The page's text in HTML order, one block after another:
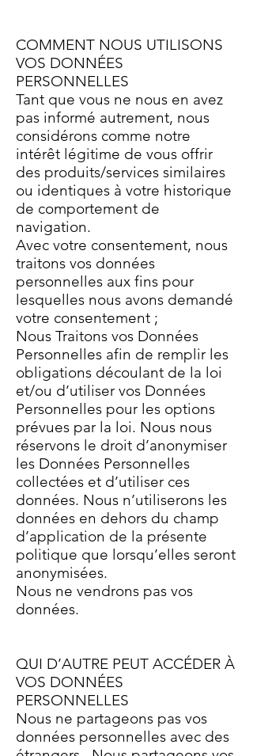
COMMENT NOUS UTILISONS
VOS DONNÉES
PERSONNELLES
Tant que vous ne nous en avez
pas informé autrement, nous
considérons comme notre
intérêt légitime de vous offrir
des produits/services similaires
ou identiques à votre historique
de comportement de
navigation.
Avec votre consentement, nous
traitons vos données
personnelles aux fins pour
lesquelles nous avons demandé
votre consentement ;
Nous Traitons vos Données
Personnelles afin de remplir les
obligations découlant de la loi
et/ou d’utiliser vos Données
Personnelles pour les options
prévues par la loi. Nous nous
réservons le droit d’anonymiser
les Données Personnelles
collectées et d’utiliser ces
données. Nous n’utiliserons les
données en dehors du champ
d’application de la présente
politique que lorsqu’elles seront
anonymisées.
Nous ne vendrons pas vos
données.
QUI D’AUTRE PEUT ACCÉDER À
VOS DONNÉES
PERSONNELLES
Nous ne partageons pas vos
données personnelles avec des